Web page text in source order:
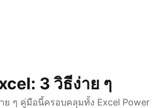
3 วิธีง่าย ๆ
ย ๆ คู่มือนี้ครอบคลุมทั้ง Excel Power